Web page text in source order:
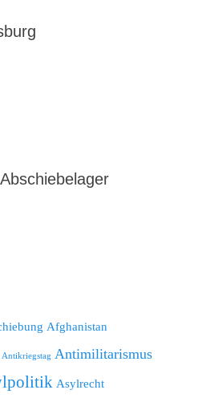
Afghanistan
Antikriegstag Antimilitarismus
Asylrecht